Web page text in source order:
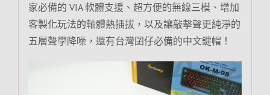
家必備的 VIA 軟體支援、超方便的無線三模、增加
客製化玩法的軸體熱插拔，以及讓敲擊聲更純淨的
五層聲學降噪，還有台灣囝仔必備的中文鍵帽！